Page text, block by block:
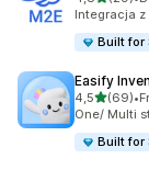
Łączna
Integracja z
Built for
Easify
4,5na 5(69)
Łączna •
One/ Multi
Built for